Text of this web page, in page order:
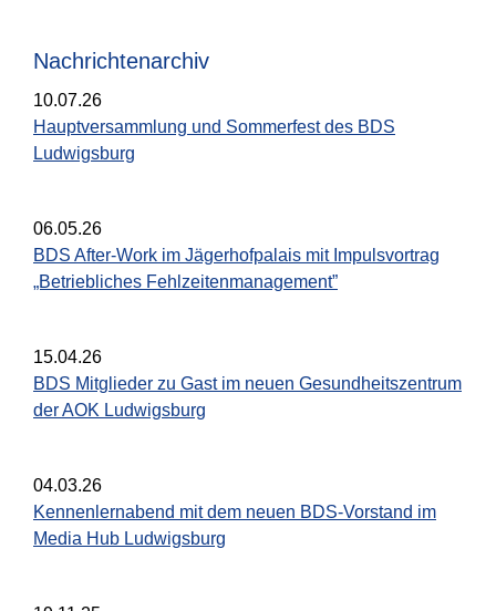
Nachrichtenarchiv
10.07.26
Hauptversammlung und Sommerfest des BDS
Ludwigsburg
06.05.26
BDS After-Work im Jägerhofpalais mit Impulsvortrag
„Betriebliches Fehlzeitenmanagement”
15.04.26
BDS Mitglieder zu Gast im neuen Gesundheitszentrum
der AOK Ludwigsburg
04.03.26
Kennenlernabend mit dem neuen BDS-Vorstand im
Media Hub Ludwigsburg